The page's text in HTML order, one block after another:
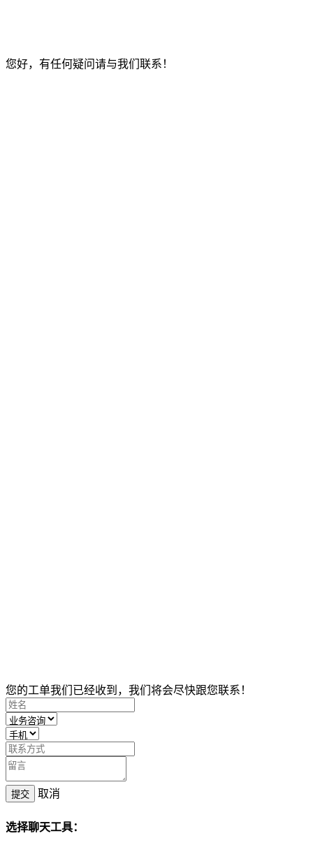
您好，有任何疑问请与我们联系！
您的工单我们已经收到，我们将会尽快跟您联系！
提交 取消
选择聊天工具：